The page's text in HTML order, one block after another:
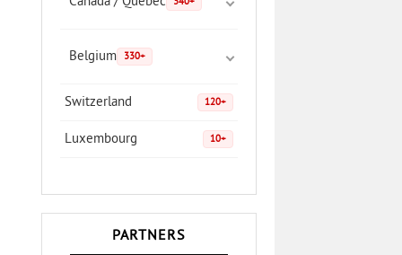
Belgium 330+
Switzerland 120+
Luxembourg 10+
PARTNERS